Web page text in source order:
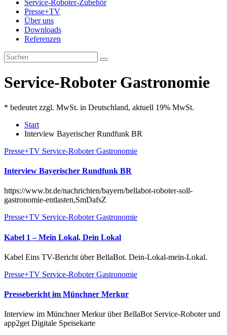
Service-Roboter-Zubehör
Presse+TV
Über uns
Downloads
Referenzen
Service-Roboter Gastronomie
* bedeutet zzgl. MwSt. in Deutschland, aktuell 19% MwSt.
Start
Interview Bayerischer Rundfunk BR
Presse+TV Service-Roboter Gastronomie
Interview Bayerischer Rundfunk BR
https://www.br.de/nachrichten/bayern/bellabot-roboter-soll-
gastronomie-entlasten,SmDafsZ
Presse+TV Service-Roboter Gastronomie
Kabel 1 – Mein Lokal, Dein Lokal
Kabel Eins TV-Bericht über BellaBot. Dein-Lokal-mein-Lokal.
Presse+TV Service-Roboter Gastronomie
Pressebericht im Münchner Merkur
Interview im Münchner Merkur über BellaBot Service-Roboter und
app2get Digitale Speisekarte